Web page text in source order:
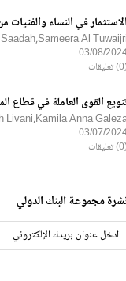
في النساء
Al
03/08/
القوى العاملة في
Livani,Kamila Anna
03/07/
مجموعة البنك الدولي